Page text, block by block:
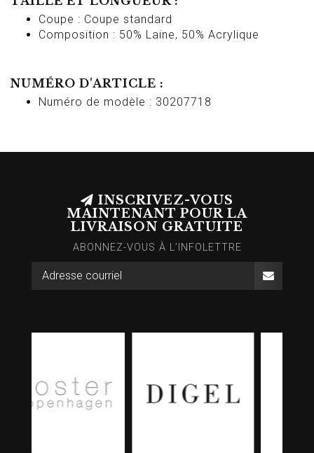
Coupe : Coupe standard
Composition : 50% Laine, 50% Acrylique
NUMÉRO D'ARTICLE :
Numéro de modèle : 30207718
INSCRIVEZ-VOUS
MAINTENANT POUR LA
LIVRAISON GRATUITE
ABONNEZ-VOUS À L’INFOLETTRE